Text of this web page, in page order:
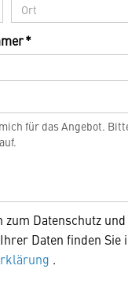
*
zum Datenschutz
Daten finden Sie
.